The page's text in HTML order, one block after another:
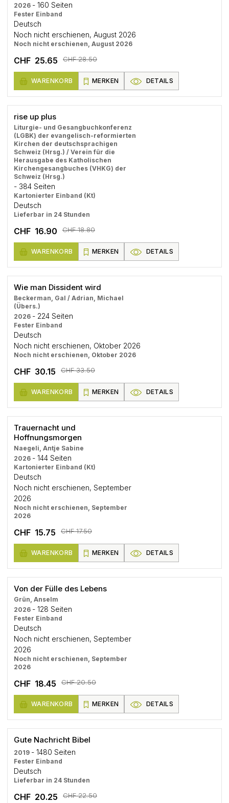
2026 - 160 Seiten
Fester Einband
Deutsch
Noch nicht erschienen, August 2026
Noch nicht erschienen, August 2026
CHF 25.65 CHF 28.50
WARENKORB MERKEN DETAILS
rise up plus
Liturgie- und Gesangbuchkonferenz
(LGBK) der evangelisch-reformierten
Kirchen der deutschsprachigen
Schweiz (Hrsg.) / Verein für die
Herausgabe des Katholischen
Kirchengesangbuches (VHKG) der
Schweiz (Hrsg.)
- 384 Seiten
Kartonierter Einband (Kt)
Deutsch
Lieferbar in 24 Stunden
CHF 16.90 CHF 18.80
WARENKORB MERKEN DETAILS
Wie man Dissident wird
Beckerman, Gal / Adrian, Michael
(Übers.)
2026 - 224 Seiten
Fester Einband
Deutsch
Noch nicht erschienen, Oktober 2026
Noch nicht erschienen, Oktober 2026
CHF 30.15 CHF 33.50
WARENKORB MERKEN DETAILS
Trauernacht und
Hoffnungsmorgen
Naegeli, Antje Sabine
2026 - 144 Seiten
Kartonierter Einband (Kt)
Deutsch
Noch nicht erschienen, September
2026
Noch nicht erschienen, September
2026
CHF 15.75 CHF 17.50
WARENKORB MERKEN DETAILS
Von der Fülle des Lebens
Grün, Anselm
2026 - 128 Seiten
Fester Einband
Deutsch
Noch nicht erschienen, September
2026
Noch nicht erschienen, September
2026
CHF 18.45 CHF 20.50
WARENKORB MERKEN DETAILS
Gute Nachricht Bibel
2019 - 1480 Seiten
Fester Einband
Deutsch
Lieferbar in 24 Stunden
CHF 20.25 CHF 22.50